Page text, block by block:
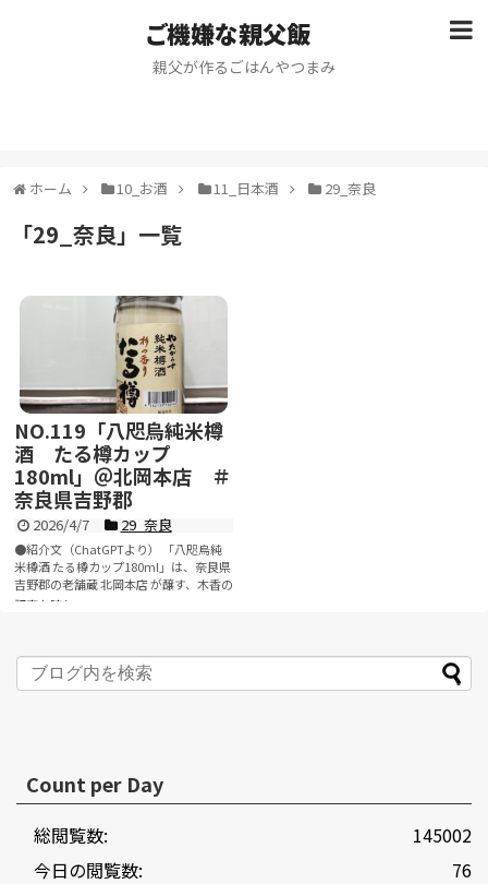
ご機嫌な親父飯
親父が作るごはんやつまみ
ホーム 10_お酒 11_日本酒 29_奈良
「29_奈良」 一覧
NO.119「八咫烏純米樽
酒 たる樽カップ
180ml」＠北岡本店 ＃
奈良県吉野郡
2026/4/7 29_奈良
●紹介文（ChatGPTより） 「八咫烏純
米樽酒 たる樽カップ180ml」は、奈良県
吉野郡の老舗蔵 北岡本店 が醸す、木香の
風...
記事を読む
Count per Day
145002
総閲覧数:
76
今日の閲覧数: